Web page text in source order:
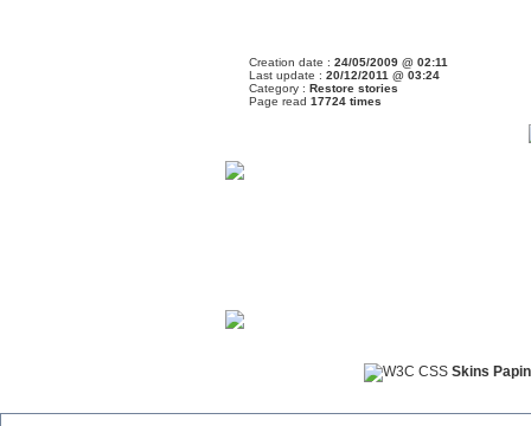
Creation date : 24/05/2009 @ 02:11
Last update : 20/12/2011 @ 03:24
Category : Restore stories
Page read 17724 times
Skins